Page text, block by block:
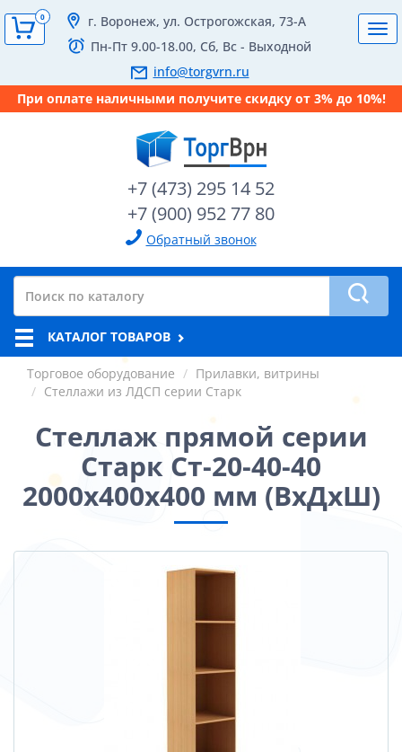
г. Воронеж, ул. Острогожская, 73-А
Пн-Пт 9.00-18.00, Сб, Вс - Выходной
info@torgvrn.ru
При оплате наличными получите скидку от 3% до 10%!
+7 (473) 295 14 52
+7 (900) 952 77 80
Обратный звонок
0
КАТАЛОГ ТОВАРОВ
Торговое оборудование
Прилавки, витрины
Стеллажи из ЛДСП серии Старк
Стеллаж прямой серии
Старк Ст-20-40-40
2000х400х400 мм (ВхДхШ)